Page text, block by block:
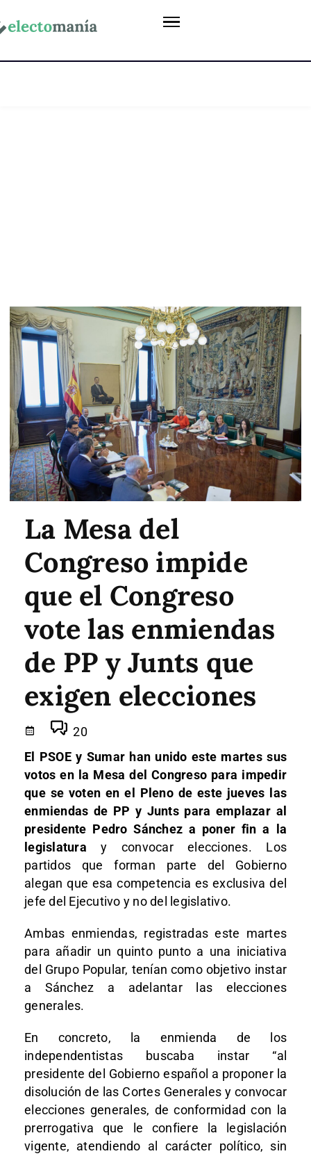
La Mesa del
Congreso impide
que el Congreso
vote las enmiendas
de PP y Junts que
exigen elecciones
20
El PSOE y Sumar han unido este martes sus
votos en la Mesa del Congreso para impedir
que se voten en el Pleno de este jueves las
enmiendas de PP y Junts para emplazar al
presidente Pedro Sánchez a poner fin a la
legislatura y convocar elecciones. Los
partidos que forman parte del Gobierno
alegan que esa competencia es exclusiva del
jefe del Ejecutivo y no del legislativo.
Ambas enmiendas, registradas este martes
para añadir un quinto punto a una iniciativa
del Grupo Popular, tenían como objetivo instar
a Sánchez a adelantar las elecciones
generales.
En concreto, la enmienda de los
independentistas buscaba instar “al
presidente del Gobierno español a proponer la
disolución de las Cortes Generales y convocar
elecciones generales, de conformidad con la
prerrogativa que le confiere la legislación
vigente, atendiendo al carácter político, sin